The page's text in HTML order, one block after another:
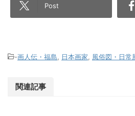
Post
-画人伝・福島 日本画家 風俗図・日常
関連記事